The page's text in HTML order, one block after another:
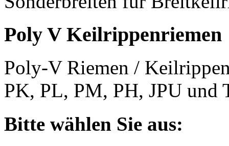
Poly V Keilrippenriemen
Poly-V Riemen /
PK, PL, PM, PH, JPU und
Bitte wählen Sie aus: